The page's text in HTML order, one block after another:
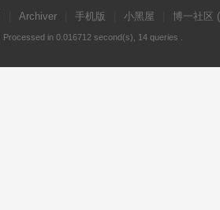
Archiver 手机版 小黑屋 博一社区 (
, Processed in 0.016712 second(s), 14 queries .